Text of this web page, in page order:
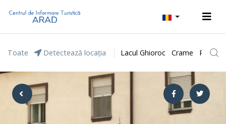
Toate Detectează locația Lacul Ghioroc Crame Parcul